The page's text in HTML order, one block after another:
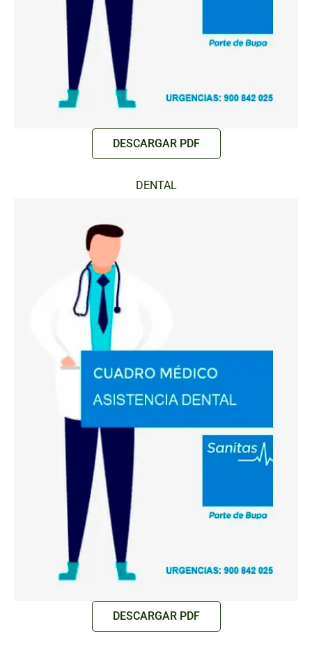
DESCARGAR PDF
DENTAL
DESCARGAR PDF